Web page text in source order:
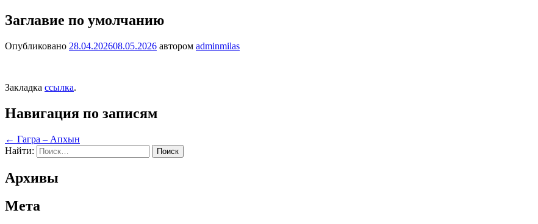
Заглавие по умолчанию
Опубликовано 28.04.202608.05.2026 автором adminmilas
Закладка ссылка.
Навигация по записям
← Гагра – Апхын
Найти:
Архивы
Мета